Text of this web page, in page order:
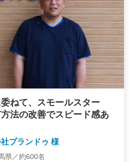
ねて、スモールスター
法の改善でスピード感あ
プランドゥ 様
県／約600名